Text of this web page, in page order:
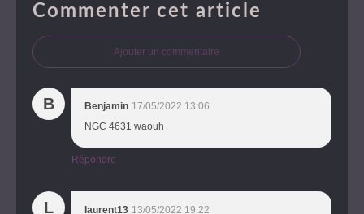
Commenter cet article
Ajouter un commentaire
B Benjamin 17/05/2022 13:06
NGC 4631 waouh
Répondre
L laurent13 13/05/2022 19:22